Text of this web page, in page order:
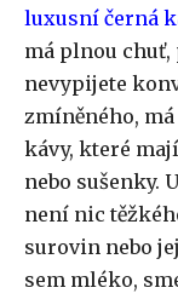
luxusní černá
má plnou
nevypijete
zmíněného,
kávy, které
nebo sušenky.
není nic
surovin nebo
sem mléko,